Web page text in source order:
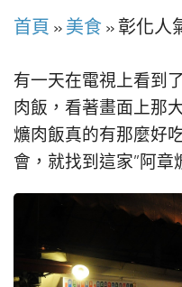
首頁 » 美食 »彰化人
有一天在電視上看到
肉飯，看著畫面上那
爌肉飯真的有那麼好
會，就找到這家”阿章